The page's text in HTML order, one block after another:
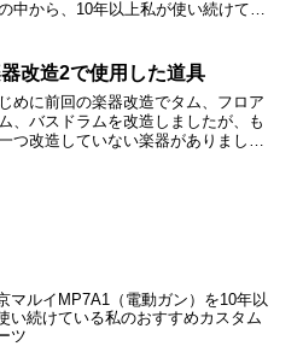
中から、10年以上私が使い続けてい
改造2で使用した道具
めに前回の楽器改造でタム、フロア
、バスドラムを改造しましたが、も
つ改造していない楽器がありまし
マルイMP7A1（電動ガン）を10年以
い続けている私のおすすめカスタム
ツ